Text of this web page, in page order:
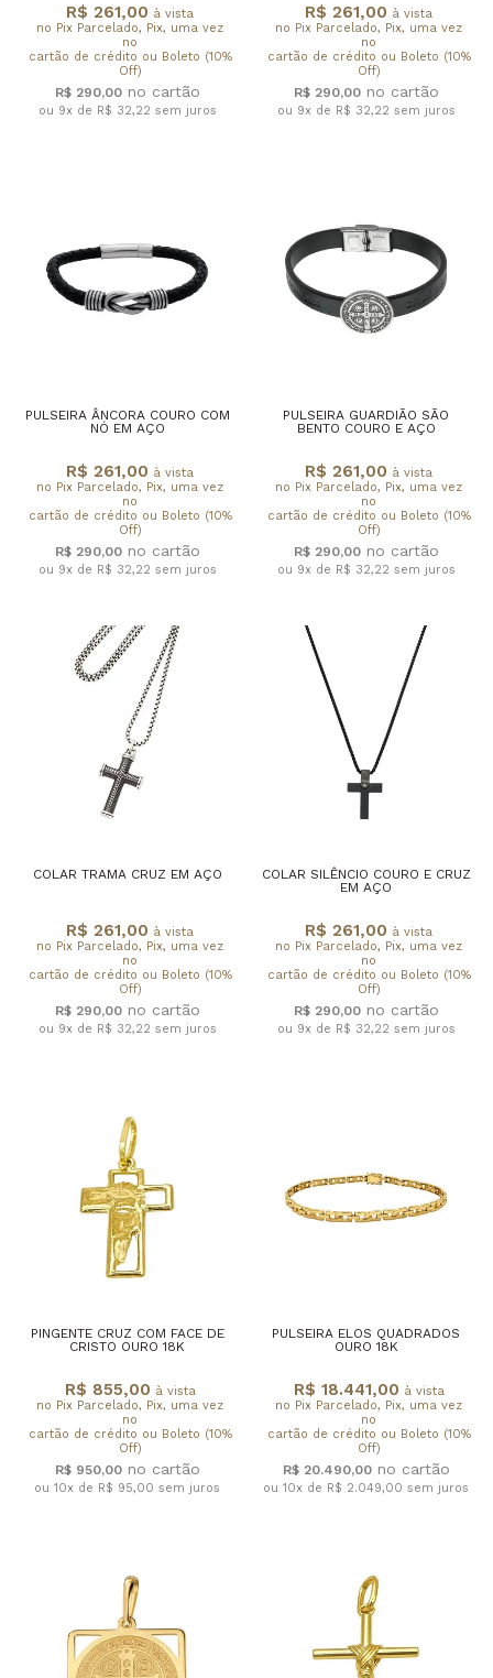
R$ 261,00 à vista
no Pix Parcelado, Pix, uma vez
no
cartão de crédito ou Boleto (10%
Off)
R$ 290,00
ou 9x de R$ 32,22 sem juros
R$ 261,00 à vista
no Pix Parcelado, Pix, uma vez
no
cartão de crédito ou Boleto (10%
Off)
R$ 290,00
ou 9x de R$ 32,22 sem juros
PULSEIRA ÂNCORA COURO COM
NÓ EM AÇO
R$ 261,00 à vista
no Pix Parcelado, Pix, uma vez
no
cartão de crédito ou Boleto (10%
Off)
R$ 290,00
ou 9x de R$ 32,22 sem juros
PULSEIRA GUARDIÃO SÃO
BENTO COURO E AÇO
R$ 261,00 à vista
no Pix Parcelado, Pix, uma vez
no
cartão de crédito ou Boleto (10%
Off)
R$ 290,00
ou 9x de R$ 32,22 sem juros
COLAR TRAMA CRUZ EM AÇO
R$ 261,00 à vista
no Pix Parcelado, Pix, uma vez
no
cartão de crédito ou Boleto (10%
Off)
R$ 290,00
ou 9x de R$ 32,22 sem juros
COLAR SILÊNCIO COURO E CRUZ
EM AÇO
R$ 261,00 à vista
no Pix Parcelado, Pix, uma vez
no
cartão de crédito ou Boleto (10%
Off)
R$ 290,00
ou 9x de R$ 32,22 sem juros
PINGENTE CRUZ COM FACE DE
CRISTO OURO 18K
R$ 855,00 à vista
no Pix Parcelado, Pix, uma vez
no
cartão de crédito ou Boleto (10%
Off)
R$ 950,00
ou 10x de R$ 95,00 sem juros
PULSEIRA ELOS QUADRADOS
OURO 18K
R$ 18.441,00 à vista
no Pix Parcelado, Pix, uma vez
no
cartão de crédito ou Boleto (10%
Off)
R$ 20.490,00
ou 10x de R$ 2.049,00 sem juros